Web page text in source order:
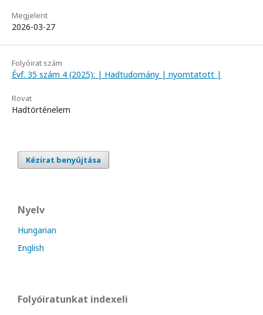
Megjelent
2026-03-27
Folyóirat szám
Évf. 35 szám 4 (2025): | Hadtudomány | nyomtatott |
Rovat
Hadtörténelem
Kézirat benyújtása
Nyelv
Hungarian
English
Folyóiratunkat indexeli